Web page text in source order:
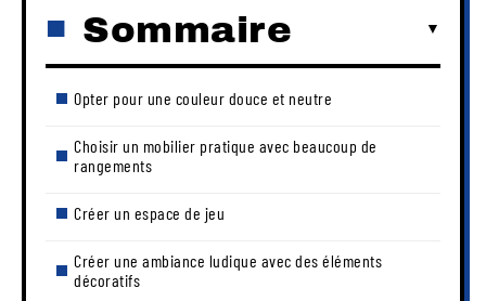
Sommaire
Opter pour une couleur douce et neutre
Choisir un mobilier pratique avec beaucoup de
rangements
Créer un espace de jeu
Créer une ambiance ludique avec des éléments
décoratifs